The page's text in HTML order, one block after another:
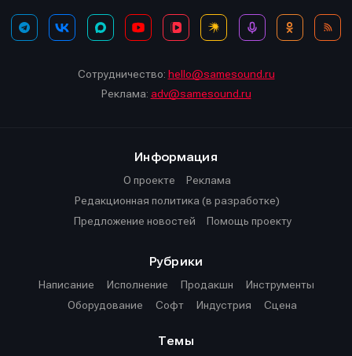
Сотрудничество: hello@samesound.ru
Реклама: adv@samesound.ru
Информация
О проекте
Реклама
Редакционная политика (в разработке)
Предложение новостей
Помощь проекту
Рубрики
Написание
Исполнение Продакшн
Инструменты
Оборудование
Софт Индустрия Сцена
Темы